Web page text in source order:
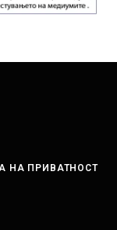
НА ПРИВАТНОСТ